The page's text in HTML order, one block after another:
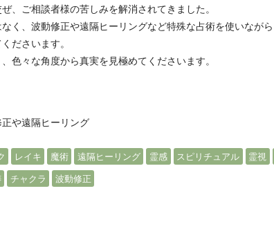
、ご相談者様の苦しみを解消されてきました。
く、波動修正や遠隔ヒーリングなど特殊な占術を使いなが
ださいます。
色々な角度から真実を見極めてくださいます。
や遠隔ヒーリング
レイキ 魔術 遠隔ヒーリング 霊感 スピリチュアル 霊視
チャクラ 波動修正